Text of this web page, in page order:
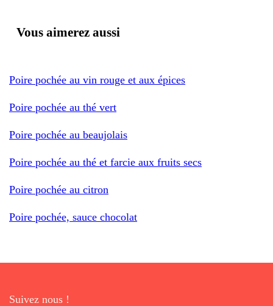
Vous aimerez aussi
Poire pochée au vin rouge et aux épices
Poire pochée au thé vert
Poire pochée au beaujolais
Poire pochée au thé et farcie aux fruits secs
Poire pochée au citron
Poire pochée, sauce chocolat
Suivez nous !